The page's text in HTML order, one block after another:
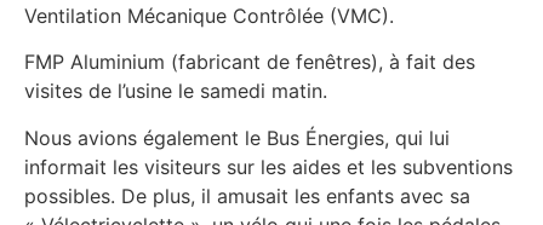
Ventilation Mécanique Contrôlée (VMC).
FMP Aluminium (fabricant de fenêtres), à fait des
visites de l’usine le samedi matin.
Nous avions également le Bus Énergies, qui lui
informait les visiteurs sur les aides et les subventions
possibles. De plus, il amusait les enfants avec sa